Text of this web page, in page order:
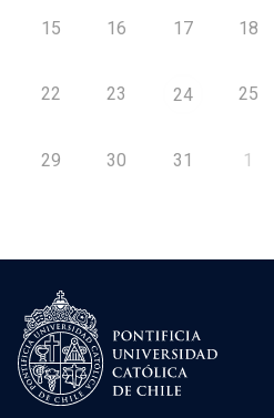
15 16 17 18
22 23 24 25
29 30 31 1